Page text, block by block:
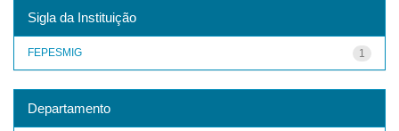
Sigla da Instituição
1
FEPESMIG
Departamento